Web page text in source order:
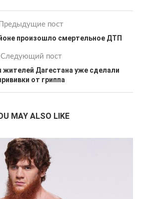
Предыдущие пост
произошло смертельное ДТП
Следующий пост
жителей Дагестана уже сделали
от гриппа
MAY ALSO LIKE